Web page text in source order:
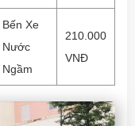
Bến Xe
Nước
Ngầm
210.000
VNĐ